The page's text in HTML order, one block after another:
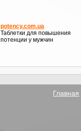
potency.com.ua
Таблетки для повышения
потенции у мужчин
Главная